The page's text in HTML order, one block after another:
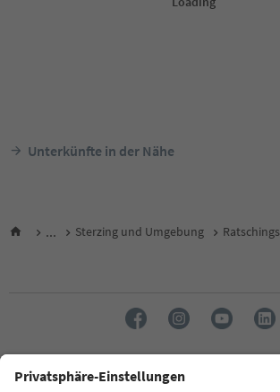
Unterkünfte in der Nähe
... Sterzing und Umgebung Ratschings
Sprache: Deutsch